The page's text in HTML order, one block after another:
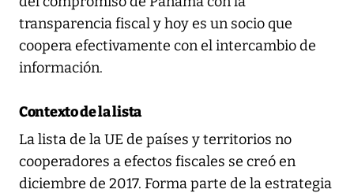
transparencia fiscal y hoy es un socio que
coopera efectivamente con el intercambio de
información.
Contexto de la lista
La lista de la UE de países y territorios no
cooperadores a efectos fiscales se creó en
diciembre de 2017. Forma parte de la estrategia